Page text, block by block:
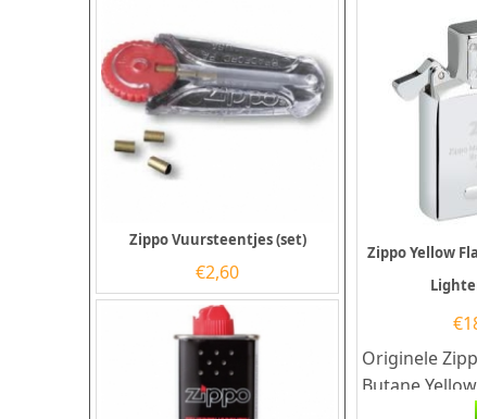
Zippo Vuursteentjes (set)
€2,60
Zippo Yellow
€
Originele
Butane
met